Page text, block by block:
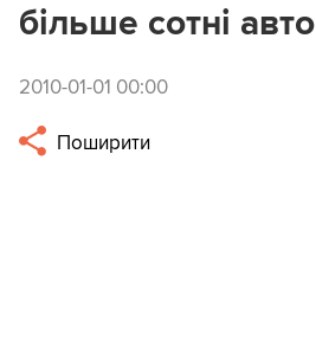
більше сотні авто
2010-01-01 00:00
Поширити